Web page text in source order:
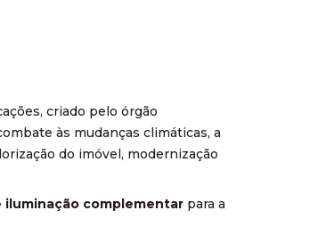
criado pelo órgão
às mudanças climáticas, a
do imóvel, modernização
complementar para a